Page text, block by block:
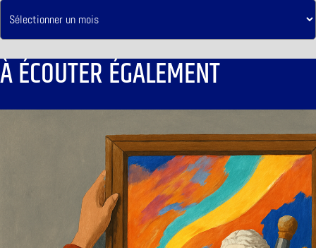
À ÉCOUTER ÉGALEMENT